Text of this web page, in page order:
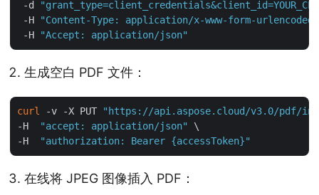
-d
-H
"Content-Type: application/x-www-form-urlencoded"
-H
"Accept: application/json"
生成空白 PDF 文件：
curl -v -X PUT
"https://api.aspose.cloud/v3.0/pdf/
-H
"accept: application/json"
\
-H
"authorization: Bearer {accessToken}"
在线将 JPEG 图像插入 PDF：